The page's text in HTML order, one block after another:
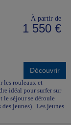
À partir de
1 550 €
Découvrir
les rouleaux et
idéal pour surfer sur
le séjour se déroule
jeunes). Les jeunes